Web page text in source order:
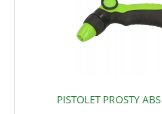
PISTOLET PROSTY